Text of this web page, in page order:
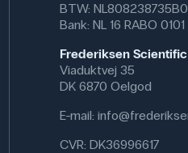
Gewicht: 70 g
BTW:
Bank: NL 16 RABO
Frederiksen
Viaduktvej 35
DK 6870 Oelgod
E-mail:
CVR: DK36996617